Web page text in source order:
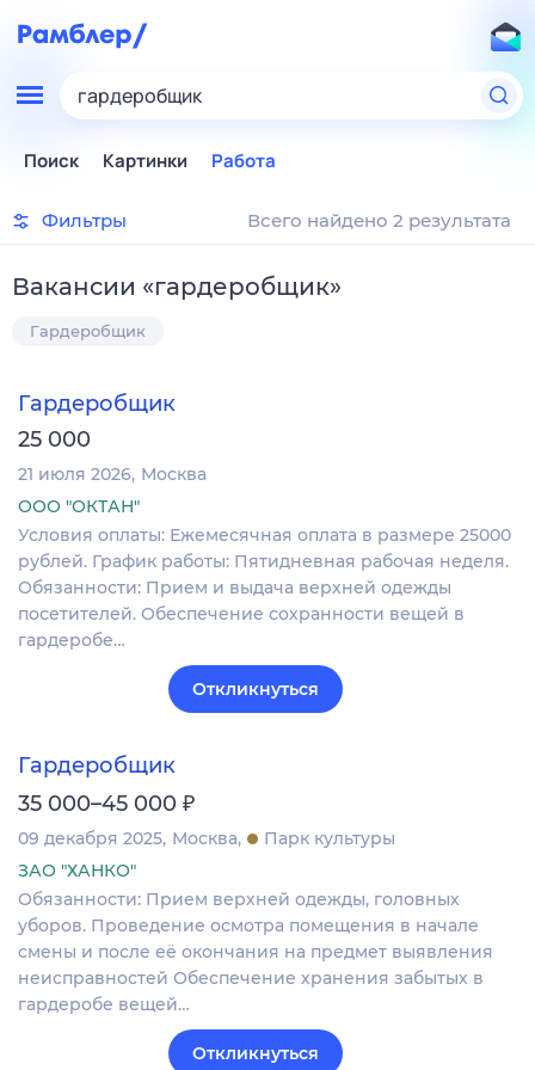
гардеробщик
Поиск Картинки Работа
Фильтры Всего найдено 2 результата
Вакансии «гардеробщик»
Гардеробщик
Гардеробщик
25 000
21 июля 2026 Москва
ООО "ОКТАН"
Условия оплаты: Ежемесячная оплата в размере 25000
рублей. График работы: Пятидневная рабочая неделя.
Обязанности: Прием и выдача верхней одежды
посетителей. Обеспечение сохранности вещей в
гардеробе…
Откликнуться
Гардеробщик
35 000–45 000 ₽
09 декабря 2025 Москва
Парк культуры
ЗАО "ХАНКО"
Обязанности: Прием верхней одежды, головных
уборов. Проведение осмотра помещения в начале
смены и после её окончания на предмет выявления
неисправностей Обеспечение хранения забытых в
гардеробе вещей…
Откликнуться